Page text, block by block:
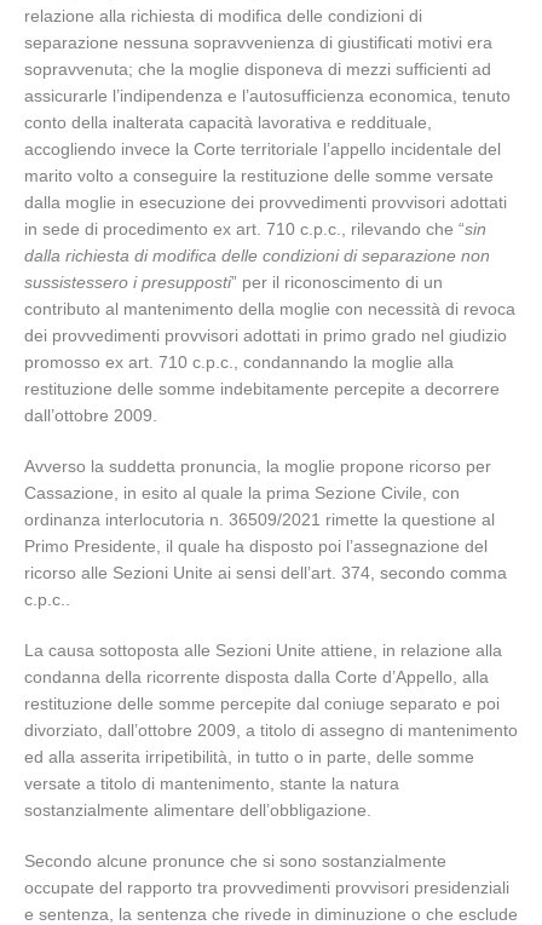
relazione alla richiesta di modifica delle condizioni di
separazione nessuna sopravvenienza di giustificati motivi era
sopravvenuta; che la moglie disponeva di mezzi sufficienti ad
assicurarle l’indipendenza e l’autosufficienza economica, tenuto
conto della inalterata capacità lavorativa e reddituale,
accogliendo invece la Corte territoriale l’appello incidentale del
marito volto a conseguire la restituzione delle somme versate
dalla moglie in esecuzione dei provvedimenti provvisori adottati
in sede di procedimento ex art. 710 c.p.c., rilevando che “sin
dalla richiesta di modifica delle condizioni di separazione non
sussistessero i presupposti” per il riconoscimento di un
contributo al mantenimento della moglie con necessità di revoca
dei provvedimenti provvisori adottati in primo grado nel giudizio
promosso ex art. 710 c.p.c., condannando la moglie alla
restituzione delle somme indebitamente percepite a decorrere
dall’ottobre 2009.
Avverso la suddetta pronuncia, la moglie propone ricorso per
Cassazione, in esito al quale la prima Sezione Civile, con
ordinanza interlocutoria n. 36509/2021 rimette la questione al
Primo Presidente, il quale ha disposto poi l’assegnazione del
ricorso alle Sezioni Unite ai sensi dell’art. 374, secondo comma
c.p.c..
La causa sottoposta alle Sezioni Unite attiene, in relazione alla
condanna della ricorrente disposta dalla Corte d’Appello, alla
restituzione delle somme percepite dal coniuge separato e poi
divorziato, dall’ottobre 2009, a titolo di assegno di mantenimento
ed alla asserita irripetibilità, in tutto o in parte, delle somme
versate a titolo di mantenimento, stante la natura
sostanzialmente alimentare dell’obbligazione.
Secondo alcune pronunce che si sono sostanzialmente
occupate del rapporto tra provvedimenti provvisori presidenziali
e sentenza, la sentenza che rivede in diminuzione o che esclude